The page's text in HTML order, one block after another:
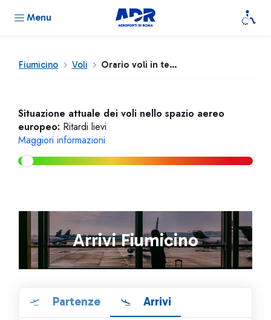
Menu
Fiumicino Voli Orario voli in tempo reale
Situazione attuale dei voli nello spazio aereo
europeo: Ritardi lievi
Maggiori informazioni
Arrivi Fiumicino
Partenze Arrivi